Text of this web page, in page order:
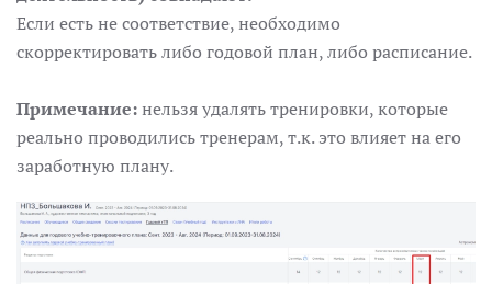
Если есть не соответствие, необходимо
скорректировать либо годовой план, либо расписание.
Примечание:нельзя удалять тренировки, которые
реально проводились тренерам, т.к. это влияет на его
заработную плану.